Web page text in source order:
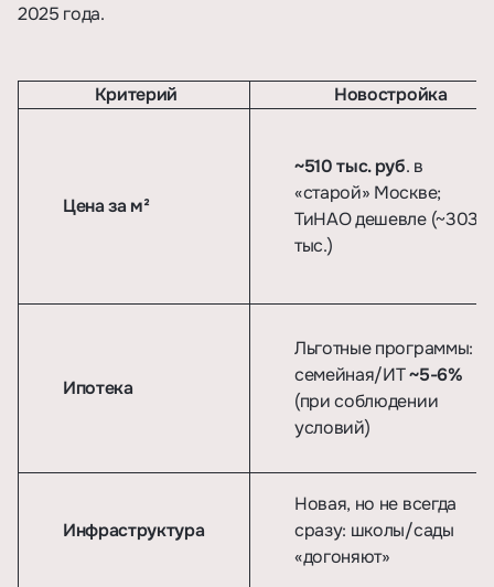
2025 года.
Критерий Новостройка
Цена за м²
~510 тыс. руб. в
«старой» Москве;
ТиНАО дешевле (~303
тыс.)
Ипотека
Льготные программы:
семейная/ИТ~5-6%
(при соблюдении
условий)
Инфраструктура
Новая, но не всегда
сразу: школы/сады
«догоняют»